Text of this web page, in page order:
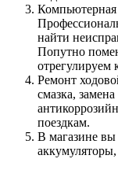
Компьютерная
найти
Попутно
отрегулируем
Ремонт
смазка,
поездкам.
В магазине вы
аккумуляторы,